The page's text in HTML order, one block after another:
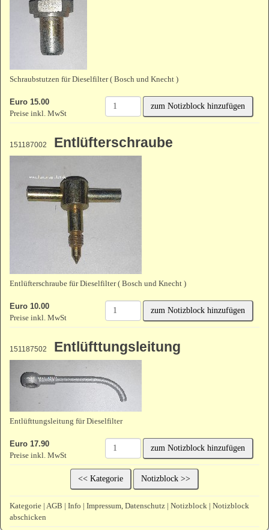
Schraubstutzen für Dieselfilter ( Bosch und Knecht )
Euro 15.00
Preise inkl. MwSt
zum Notizblock hinzufügen
151187002 Entlüfterschraube
Entlüfterschraube für Dieselfilter ( Bosch und Knecht )
Euro 10.00
Preise inkl. MwSt
zum Notizblock hinzufügen
151187502 Entlüfttungsleitung
Entlüfttungsleitung für Dieselfilter
Euro 17.90
Preise inkl. MwSt
zum Notizblock hinzufügen
<< Kategorie Notizblock >>
Kategorie | AGB | Info | Impressum, Datenschutz | Notizblock | Notizblock
abschicken